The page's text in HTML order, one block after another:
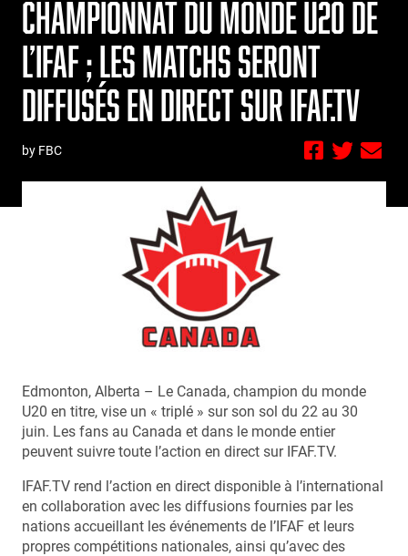
CHAMPIONNAT DU MONDE U20 DE
L’IFAF ; LES MATCHS SERONT
DIFFUSÉS EN DIRECT SUR IFAF.TV
by FBC
Edmonton, Alberta – Le Canada, champion du monde
U20 en titre, vise un « triplé » sur son sol du 22 au 30
juin. Les fans au Canada et dans le monde entier
peuvent suivre toute l’action en direct sur IFAF.TV.
IFAF.TV rend l’action en direct disponible à l’international
en collaboration avec les diffusions fournies par les
nations accueillant les événements de l’IFAF et leurs
propres compétitions nationales, ainsi qu’avec des